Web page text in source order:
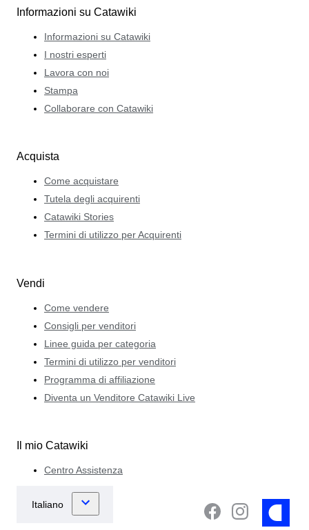
Informazioni su Catawiki
Informazioni su Catawiki
I nostri esperti
Lavora con noi
Stampa
Collaborare con Catawiki
Acquista
Come acquistare
Tutela degli acquirenti
Catawiki Stories
Termini di utilizzo per Acquirenti
Vendi
Come vendere
Consigli per venditori
Linee guida per categoria
Termini di utilizzo per venditori
Programma di affiliazione
Diventa un Venditore Catawiki Live
Il mio Catawiki
Centro Assistenza